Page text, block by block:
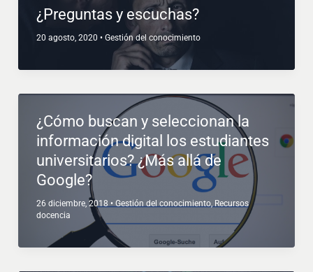
¿Preguntas y escuchas?
20 agosto, 2020 • Gestión del conocimiento
¿Cómo buscan y seleccionan la
información digital los estudiantes
universitarios? ¿Más allá de
Google?
26 diciembre, 2018 • Gestión del conocimiento, Recursos
docencia